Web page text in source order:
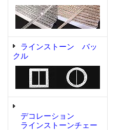
ラインストーン バッ
クル
デコレーション
ラインストーンチェー